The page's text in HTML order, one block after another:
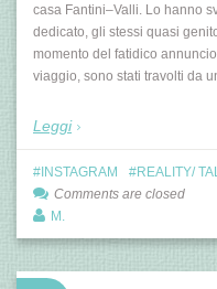
casa Fantini–Valli. Lo hanno
dedicato, gli stessi quasi
momento del fatidico
viaggio, sono stati travolti da
Leggi
INSTAGRAM REALITY/
Comments are closed
M.